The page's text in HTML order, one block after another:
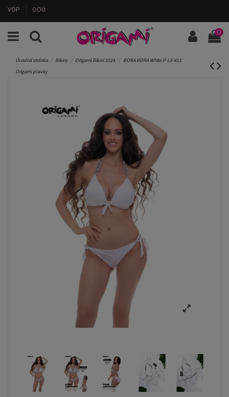
VOP OOÚ
0
Úvodná stránka Bikiny Origami Bikini 2024.
BORA BORA White P-LX-411
Origami plavky